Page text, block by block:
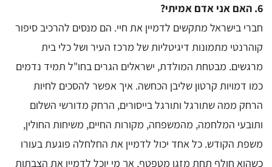
6. האם אני אדם אמיתי?
חברי בישראל מתקשים לדמיין את חיי. הם מנסים להרכיב סיפור
קוהרנטי מתמונות דיגיטליות של מרכז העיר ושל כלי בית
מרגשים. מבטחת המולדת, ישראלים הגרים בחו"ל תמיד נדמים
כמו דמויות קרטון שליבן הכחשה. איך אפשר להסכים לחיות
הרחק ממה שתורגל ותורגל בייסורים, הרחק מדורשי השלום
ותובעי המלחמה, מהמשפחה, מקורות החיים, משיחות החולין,
משפת הקודש. כל אחד יכול לדמיין את החלחלה פוגעת בעורו
כשהוא חולף תחת מזגן מטפטף, אך מי יוכל לדמיין את הצבתות